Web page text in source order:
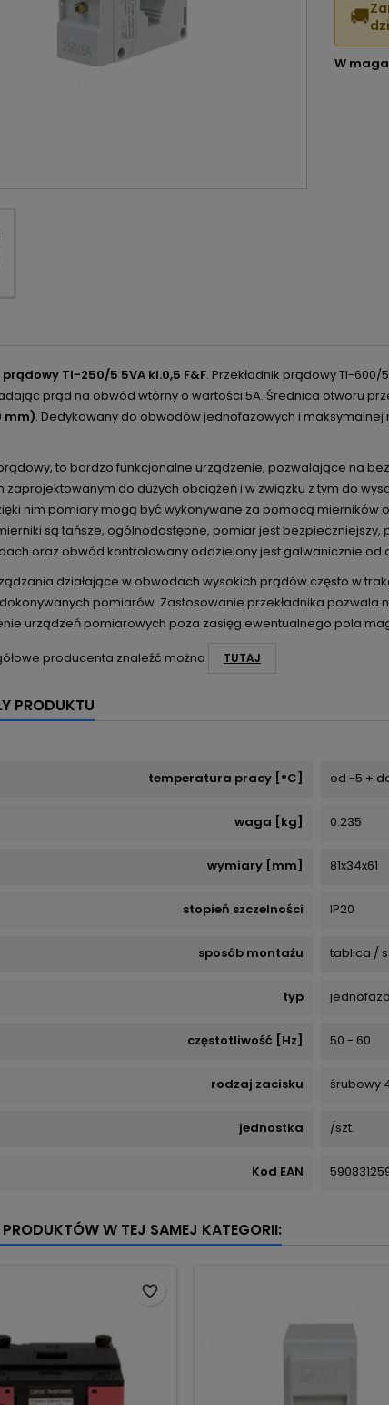
🚚
W
prądowy TI-250/5 5VA kl.0,5 F&F. Przekładnik prądowy TI-
prąd na obwód wtórny o wartości 5A. Średnica otworu
mm). Dedykowany do obwodów jednofazowych i
to bardzo funkcjonalne urządzenie, pozwalające na
zaprojektowanym do dużych obciążeń i w związku z tym do
nim pomiary mogą być wykonywane za pomocą mierników
są tańsze, ogólnodostępne, pomiar jest
oraz obwód kontrolowany oddzielony jest galwanicznie od
działające w obwodach wysokich prądów często w
pomiarów. Zastosowanie przekładnika pozwala
urządzeń pomiarowych poza zasięg ewentualnego pola
producenta znaleźć można
TUTAJ
PRODUKTU
temperatura pracy [°C] od -5 +
waga [kg] 0.235
wymiary [mm] 81x34x61
stopień szczelności IP20
sposób montażu tablica /
typ
częstotliwość [Hz] 50 - 60
rodzaj zacisku śrubowy
jednostka /szt.
Kod EAN
W TEJ SAMEJ KATEGORII:
favorite_border